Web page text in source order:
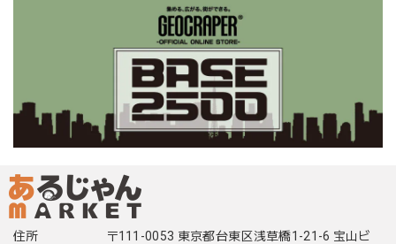
住所
〒111-0053 東京都台東区浅草橋1-21-6 宝山ビ